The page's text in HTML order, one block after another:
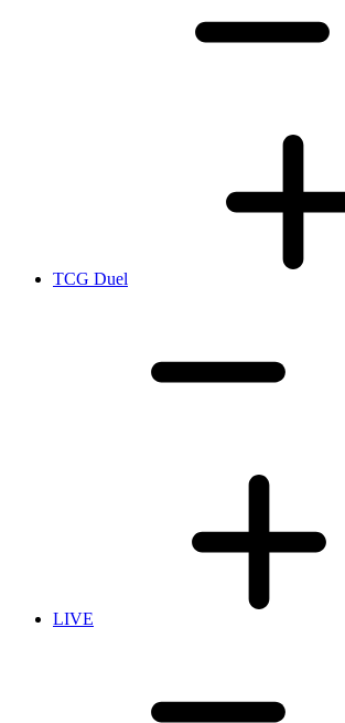
TCG Duel
LIVE